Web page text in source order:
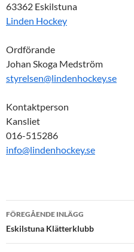
63362 Eskilstuna
Linden Hockey
Ordförande
Johan Skoga Medström
styrelsen@lindenhockey.se
Kontaktperson
Kansliet
016-515286
info@lindenhockey.se
Inläggsnavigering
FÖREGÅENDE INLÄGG
Eskilstuna Klätterklubb